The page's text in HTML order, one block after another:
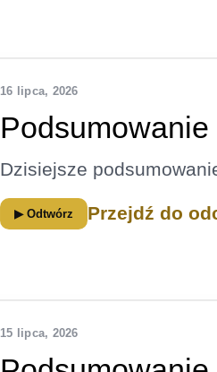
16 lipca, 2026
Dzisiejsze
▶ Odtwórz Przejdź do
15 lipca, 2026